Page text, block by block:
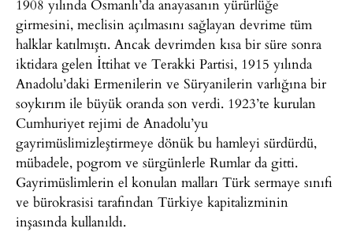
1908 yılında Osmanlı’da anayasanın yürürlüğe
girmesini, meclisin açılmasını sağlayan devrime tüm
halklar katılmıştı. Ancak devrimden kısa bir süre sonra
iktidara gelen İttihat ve Terakki Partisi, 1915 yılında
Anadolu’daki Ermenilerin ve Süryanilerin varlığına bir
soykırım ile büyük oranda son verdi. 1923’te kurulan
Cumhuriyet rejimi de Anadolu’yu
gayrimüslimizleştirmeye dönük bu hamleyi sürdürdü,
mübadele, pogrom ve sürgünlerle Rumlar da gitti.
Gayrimüslimlerin el konulan malları Türk sermaye sınıfı
ve bürokrasisi tarafından Türkiye kapitalizminin
inşasında kullanıldı.